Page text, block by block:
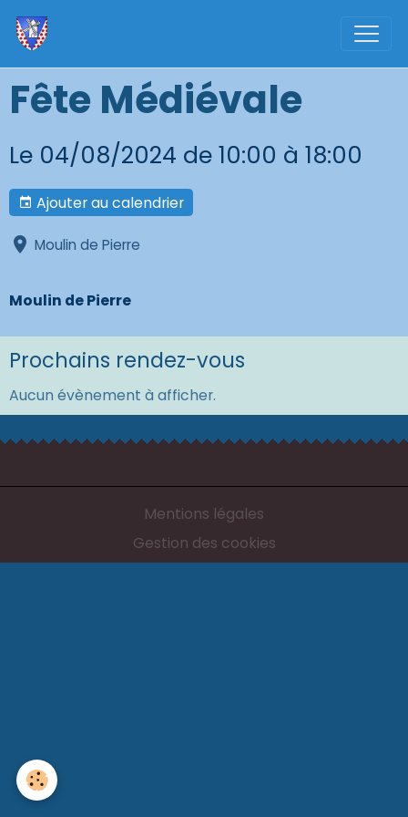
Fête Médiévale
Le 04/08/2024 de 10:00 à 18:00
Ajouter au calendrier
Moulin de Pierre
Moulin de Pierre
Prochains rendez-vous
Aucun évènement à afficher.
Mentions légales
Gestion des cookies